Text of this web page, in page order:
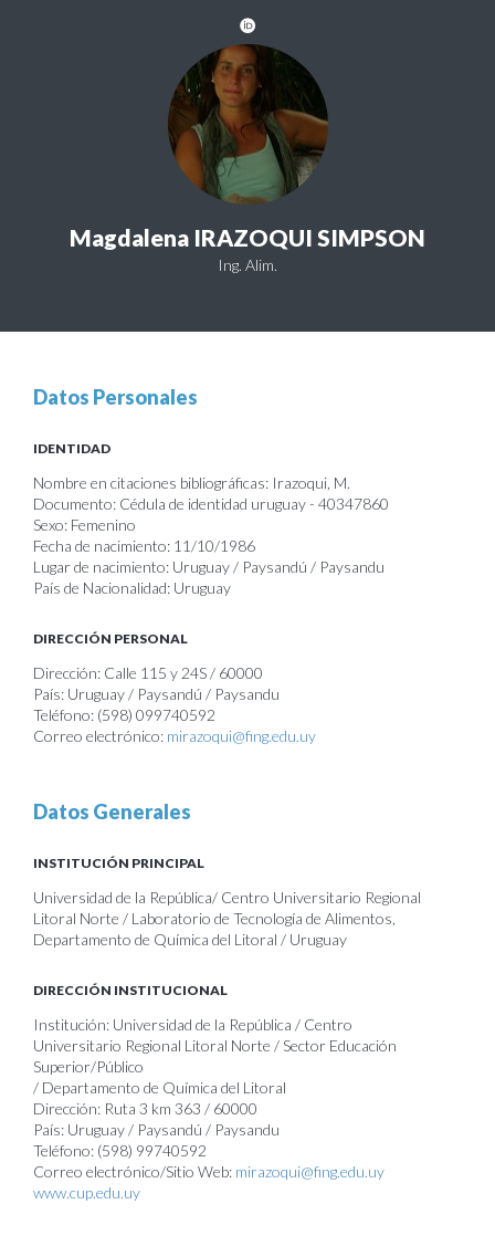
Magdalena IRAZOQUI SIMPSON
Ing. Alim.
Datos Personales
IDENTIDAD
Nombre en citaciones bibliográficas: Irazoqui, M.
Documento: Cédula de identidad uruguay - 40347860
Sexo: Femenino
Fecha de nacimiento: 11/10/1986
Lugar de nacimiento: Uruguay / Paysandú / Paysandu
País de Nacionalidad: Uruguay
DIRECCIÓN PERSONAL
Dirección: Calle 115 y 24S / 60000
País: Uruguay / Paysandú / Paysandu
Teléfono: (598) 099740592
Correo electrónico: mirazoqui@fing.edu.uy
Datos Generales
INSTITUCIÓN PRINCIPAL
Universidad de la República/ Centro Universitario Regional
Litoral Norte / Laboratorio de Tecnología de Alimentos,
Departamento de Química del Litoral / Uruguay
DIRECCIÓN INSTITUCIONAL
Institución: Universidad de la República / Centro
Universitario Regional Litoral Norte / Sector Educación
Superior/Público
/ Departamento de Química del Litoral
Dirección: Ruta 3 km 363 / 60000
País: Uruguay / Paysandú / Paysandu
Teléfono: (598) 99740592
Correo electrónico/Sitio Web: mirazoqui@fing.edu.uy
www.cup.edu.uy